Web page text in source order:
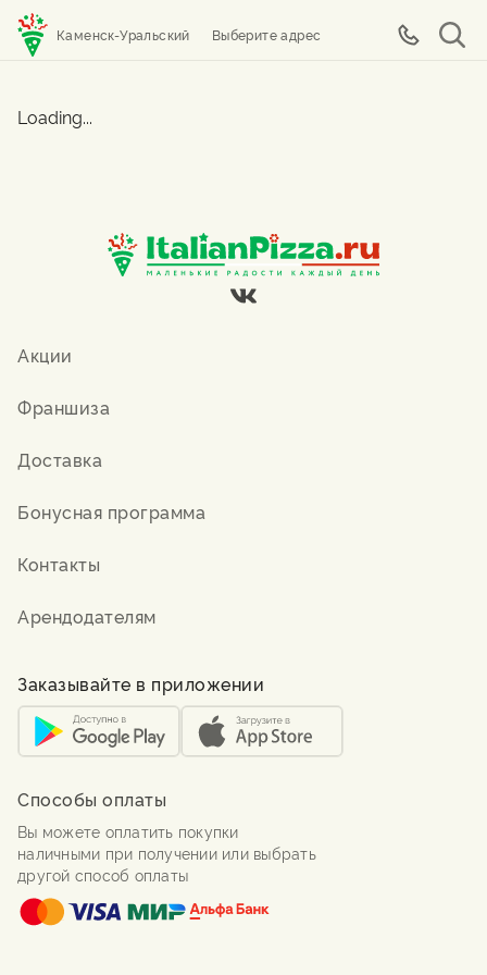
Каменск-Уральский Выберите адрес
Loading...
Акции
Франшиза
Доставка
Бонусная программа
Контакты
Арендодателям
Заказывайте в приложении
Способы оплаты
Вы можете оплатить покупки
наличными при получении или выбрать
другой способ оплаты